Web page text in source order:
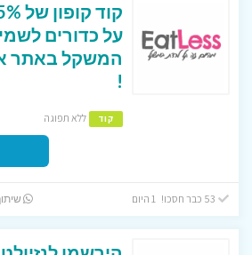
על כדורים
המשקל באתר
!
קוד ללא תפוגה